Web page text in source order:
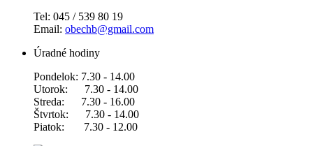
Tel: 045 / 539 80 19
Email: obechb@gmail.com
Úradné hodiny
Pondelok: 7.30 - 14.00
Utorok: 7.30 - 14.00
Streda: 7.30 - 16.00
Štvrtok: 7.30 - 14.00
Piatok: 7.30 - 12.00